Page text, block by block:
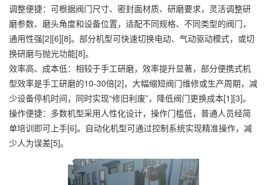
调整便捷：可根据阀门尺寸、密封面材质、研磨要求，灵活调整研
磨参数、磨头角度和设备位置，适配不同规格、不同类型的阀门，
通用性强[2][6][8]。部分机型可快速切换电动、气动驱动模式，或切
换研磨与抛光功能[8]。
效率高、成本低：相较于手工研磨，效率提升显著，部分便携式机
型效率是手工研磨的10-30倍[2]，大幅缩短阀门维修或生产周期，减
少设备停机时间，同时实现“修旧利废”，降低阀门更换成本[1][3]。
操作便捷：多数机型采用人性化设计，操作门槛低，普通人员经简
单培训即可上手[6]。自动化机型可通过控制系统实现精准操作，减
少人为误差[5]。